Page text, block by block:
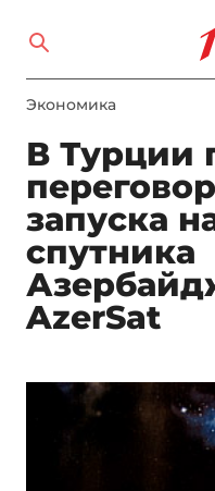
Экономика
В Турции
запуска
спутника
AzerSat